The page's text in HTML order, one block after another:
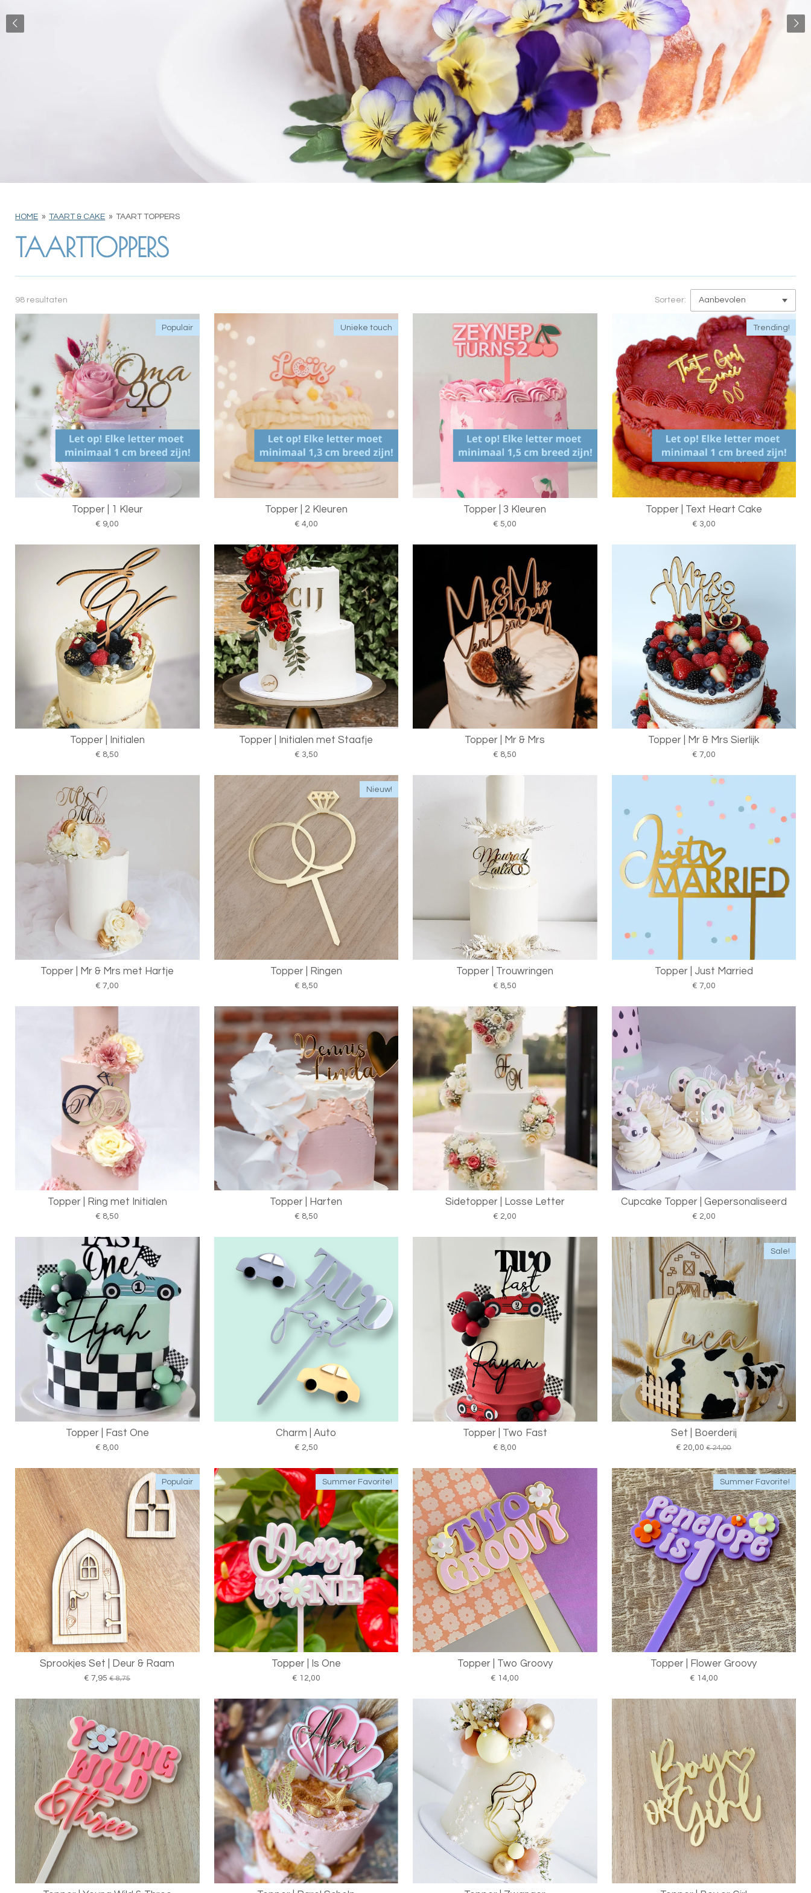
HOME » TAART & CAKE » TAART TOPPERS
TAARTTOPPERS
98 resultaten Sorteer:
Populair
Topper | 1 Kleur
€ 9,00
Unieke touch
Topper | 2 Kleuren
€ 4,00
Topper | 3 Kleuren
€ 5,00
Trending!
Topper | Text Heart Cake
€ 3,00
Topper | Initialen
€ 8,50
Topper | Initialen met Staafje
€ 3,50
Topper | Mr & Mrs
€ 8,50
Topper | Mr & Mrs Sierlijk
€ 7,00
Topper | Mr & Mrs met Hartje
€ 7,00
Nieuw!
Topper | Ringen
€ 8,50
Topper | Trouwringen
€ 8,50
Topper | Just Married
€ 7,00
Topper | Ring met Initialen
€ 8,50
Topper | Harten
€ 8,50
Sidetopper | Losse Letter
€ 2,00
Cupcake Topper | Gepersonaliseerd
€ 2,00
Topper | Fast One
€ 8,00
Charm | Auto
€ 2,50
Topper | Two Fast
€ 8,00
Sale!
Set | Boerderij
€ 20,00 € 24,00
Populair
Sprookjes Set | Deur & Raam
€ 7,95 € 8,75
Summer Favorite!
Topper | Is One
€ 12,00
Topper | Two Groovy
€ 14,00
Summer Favorite!
Topper | Flower Groovy
€ 14,00